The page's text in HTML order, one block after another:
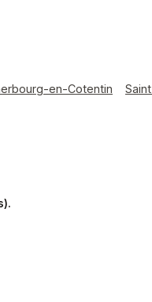
en-Cotentin